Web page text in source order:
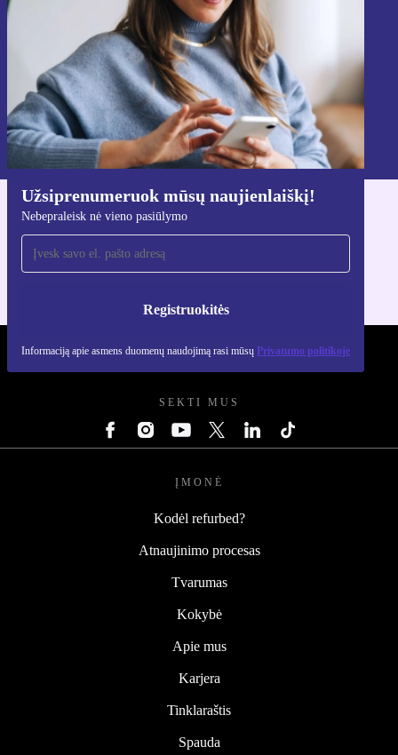
Užsiprenumeruok mūsų naujienlaiškį!
Nebepraleisk nė vieno pasiūlymo
Registruokitės
Informaciją apie asmens duomenų naudojimą rasi mūsų Privatumo politikoje
Registruokitės
Informaciją apie asmens duomenų naudojimą rasi mūsų
Privatumo politikoje
Atsisiųsti refurbed programėlę
Skirta iOS ir Android
REFURBED LIETUVA - RETHINK NEW.
SEKTI MUS
ĮMONĖ
Kodėl refurbed?
Atnaujinimo procesas
Tvarumas
Kokybė
Apie mus
Karjera
Tinklaraštis
Spauda